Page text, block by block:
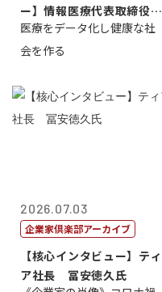
ー】情報医療代表取締役
原 聖吾
医療をデータ化し健康な社
会を作る
2026.07.03
企業家倶楽部アーカイブ
【核心インタビュー】ティ
ア社長 冨安徳久氏